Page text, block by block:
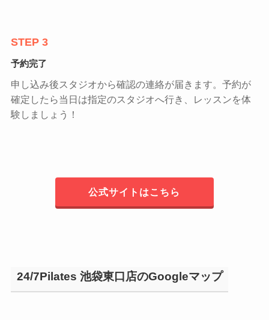
STEP 3
予約完了
申し込み後スタジオから確認の連絡が届きます。予約が
確定したら当日は指定のスタジオへ行き、レッスンを体
験しましょう！
公式サイトはこちら
24/7Pilates 池袋東口店のGoogleマップ